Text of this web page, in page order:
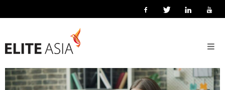
7 Januari 2019Posted by
ID
Beranda
Bisnis